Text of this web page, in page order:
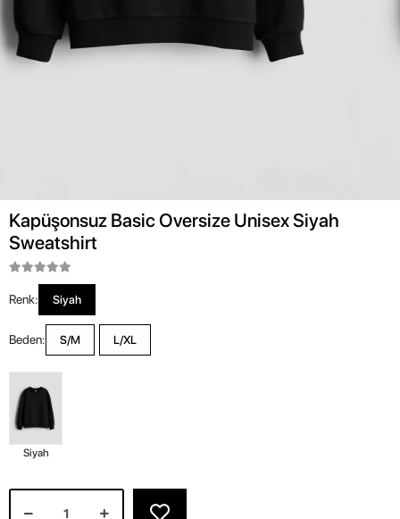
Kapüşonsuz Basic Oversize Unisex Siyah
Sweatshirt
Renk: Siyah
Beden: S/M L/XL
Siyah